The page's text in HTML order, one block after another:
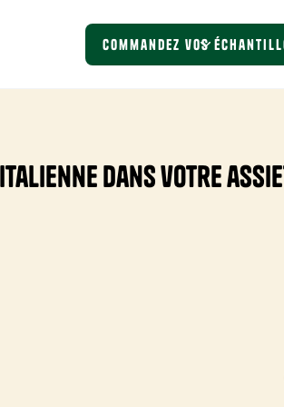
Commandez vos
dans votre